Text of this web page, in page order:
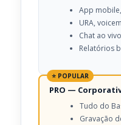
App
URA,
Chat ao
Relatórios
⭐ POPULAR
PRO —
Tudo do
Gravação